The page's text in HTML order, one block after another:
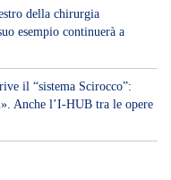
della chirurgia
esempio continuerà a
il “sistema Scirocco”:
Anche l’I-HUB tra le opere